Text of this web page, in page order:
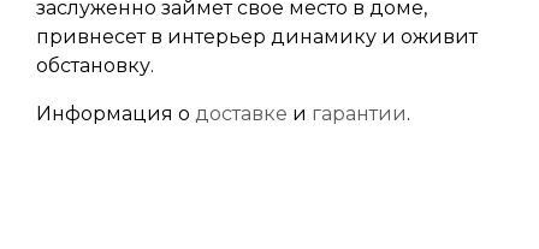
заслуженно займет свое место в доме,
привнесет в интерьер динамику и оживит
обстановку.
Информация о доставке и гарантии.